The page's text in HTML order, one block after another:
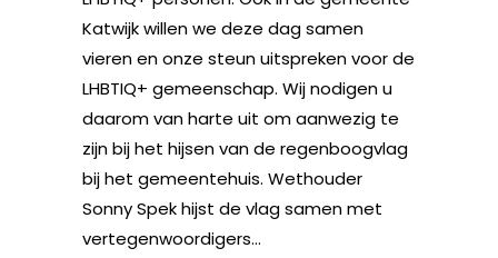
Katwijk willen we deze dag samen
vieren en onze steun uitspreken voor de
LHBTIQ+ gemeenschap. Wij nodigen u
daarom van harte uit om aanwezig te
zijn bij het hijsen van de regenboogvlag
bij het gemeentehuis. Wethouder
Sonny Spek hijst de vlag samen met
vertegenwoordigers...